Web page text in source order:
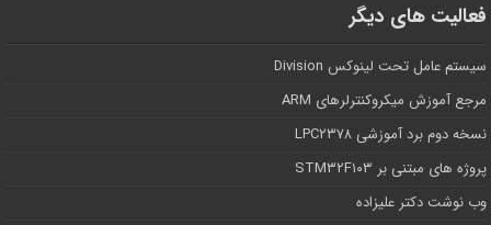
فعالیت های دیگر
سیستم عامل تحت لینوکس Division
مرجع آموزش میکروکنترلرهای ARM
نسخه دوم برد آموزشی LPC۲۳۷۸
پروژه های مبتنی بر STM۳۲F۱۰۳
وب نوشت دکتر علیزاده